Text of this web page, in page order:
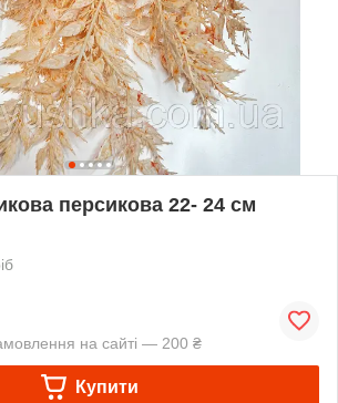
персикова 22- 24 см
на сайті — 200 ₴
Купити